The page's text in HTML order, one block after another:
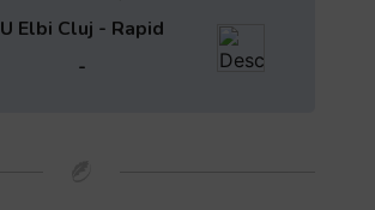
U Elbi Cluj - Rapid
-